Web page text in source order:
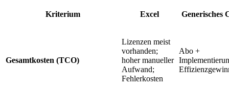
Kriterium Excel Generisches
Gesamtkosten (TCO)
Lizenzen meist
vorhanden;
hoher manueller
Aufwand;
Fehlerkosten
Abo +